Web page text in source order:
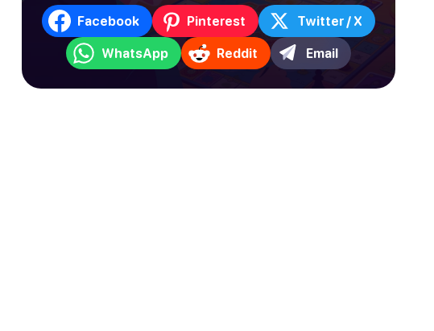
Facebook Pinterest Twitter / X
WhatsApp Reddit Email